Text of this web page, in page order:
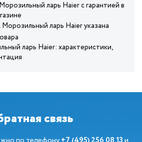
ларь Haier с гарантией в
Морозильный ларь Haier указана
ларь Haier: характеристики,
связь